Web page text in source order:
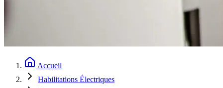
Accueil
Habilitations Électriques